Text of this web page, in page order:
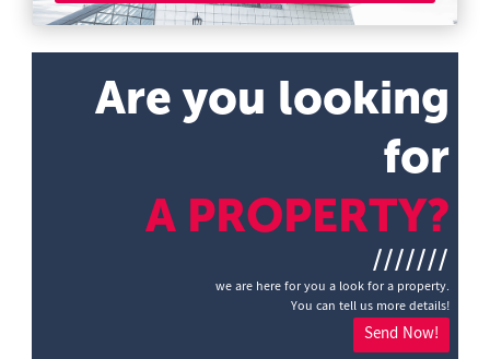
Are you looking
for
A PROPERTY?
///////
we are here for you a look for a property.
You can tell us more details!
Send Now!